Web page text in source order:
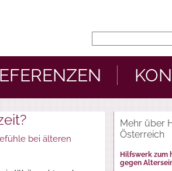
bei älteren
Mehr über
Österreich
Hilfswerk zum
gegen